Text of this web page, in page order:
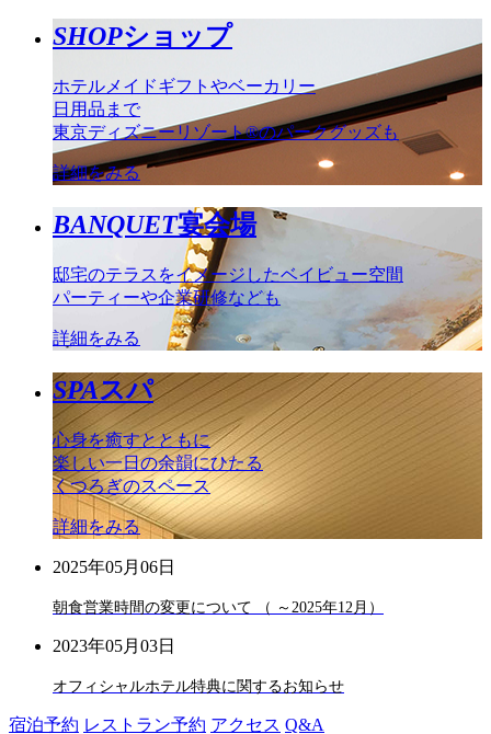
SHOPショップ
ホテルメイドギフトやベーカリー
日用品まで
東京ディズニーリゾート®のパークグッズも
詳細をみる
BANQUET宴会場
邸宅のテラスをイメージしたベイビュー空間
パーティーや企業研修なども
詳細をみる
SPAスパ
心身を癒すとともに
楽しい一日の余韻にひたる
くつろぎのスペース
詳細をみる
2025年05月06日
朝食営業時間の変更について （ ～2025年12月）
2023年05月03日
オフィシャルホテル特典に関するお知らせ
宿泊予約 レストラン予約 アクセス Q&A